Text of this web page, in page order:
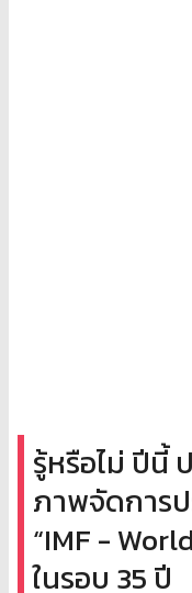
รู้หรือไม่ ปีนี้
ภาพจัดการป
“IMF -
ในรอบ 35 ปี